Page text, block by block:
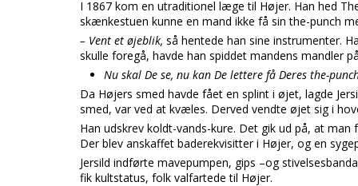
I 1867 kom en utraditionel læge til Højer. Han hed
skænkestuen kunne en mand ikke få sin the-punch
– Vent et øjeblik, så hentede han sine instrumenter.
skulle foregå, havde han spiddet mandens mandler
Nu skal De se, nu kan De lettere få Deres the-
Da Højers smed havde fået en splint i øjet, lagde
smed, var ved at kvæles. Derved vendte øjet sig i
Han udskrev koldt-vands-kure. Det gik ud på, at
Der blev anskaffet baderekvisitter i Højer, og en
Jersild indførte mavepumpen, gips –og
fik kultstatus, folk valfartede til Højer.